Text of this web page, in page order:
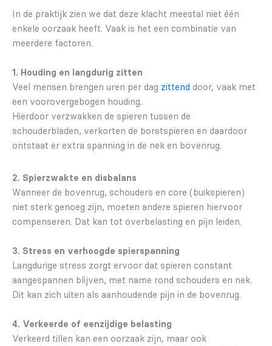
In de praktijk zien we dat deze klacht meestal niet één
enkele oorzaak heeft. Vaak is het een combinatie van
meerdere factoren.
1. Houding en langdurig zitten
Veel mensen brengen uren per dag zittend door, vaak met
een voorovergebogen houding.
Hierdoor verzwakken de spieren tussen de
schouderbladen, verkorten de borstspieren en daardoor
ontstaat er extra spanning in de nek en bovenrug.
2. Spierzwakte en disbalans
Wanneer de bovenrug, schouders en core (buikspieren)
niet sterk genoeg zijn, moeten andere spieren hiervoor
compenseren. Dat kan tot overbelasting en pijn leiden.
3. Stress en verhoogde spierspanning
Langdurige stress zorgt ervoor dat spieren constant
aangespannen blijven, met name rond schouders en nek.
Dit kan zich uiten als aanhoudende pijn in de bovenrug.
4. Verkeerde of eenzijdige belasting
Verkeerd tillen kan een oorzaak zijn, maar ook